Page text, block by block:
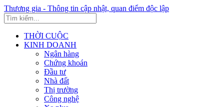
Thương gia - Thông tin cập nhật, quan điểm độc lập
THỜI CUỘC
KINH DOANH
Ngân hàng
Chứng khoán
Đầu tư
Nhà đất
Thị trường
Công nghệ